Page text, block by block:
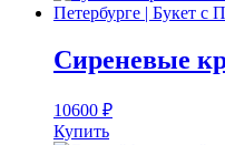
Сиреневые
10600 ₽
Купить